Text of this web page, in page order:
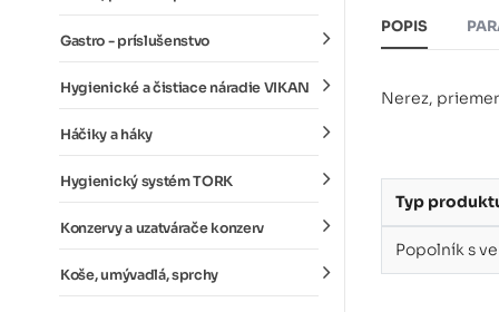
Gastro - príslušenstvo
Hygienické a čistiace náradie VIKAN
Háčiky a háky
Hygienický systém TORK
Konzervy a uzatvárače konzerv
Koše, umývadlá, sprchy
POPIS
Nerez,
Typ
Popolník s